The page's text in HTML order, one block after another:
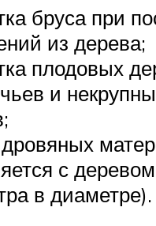
бруса при
из дерева;
плодовых
и
с
в диаметре).